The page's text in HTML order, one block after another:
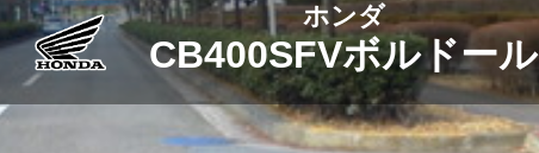
ホンダ
CB400SFVボルドール